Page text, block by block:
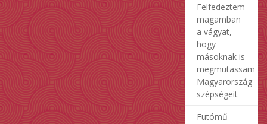
Felfedeztem
magamban
a vágyat,
hogy
másoknak is
megmutassam
Magyarország
szépségeit
Futómű